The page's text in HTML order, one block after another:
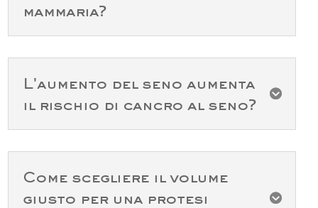
mammaria?

L'aumento del seno aumenta
il rischio di cancro al seno?

Come scegliere il volume
giusto per una protesi